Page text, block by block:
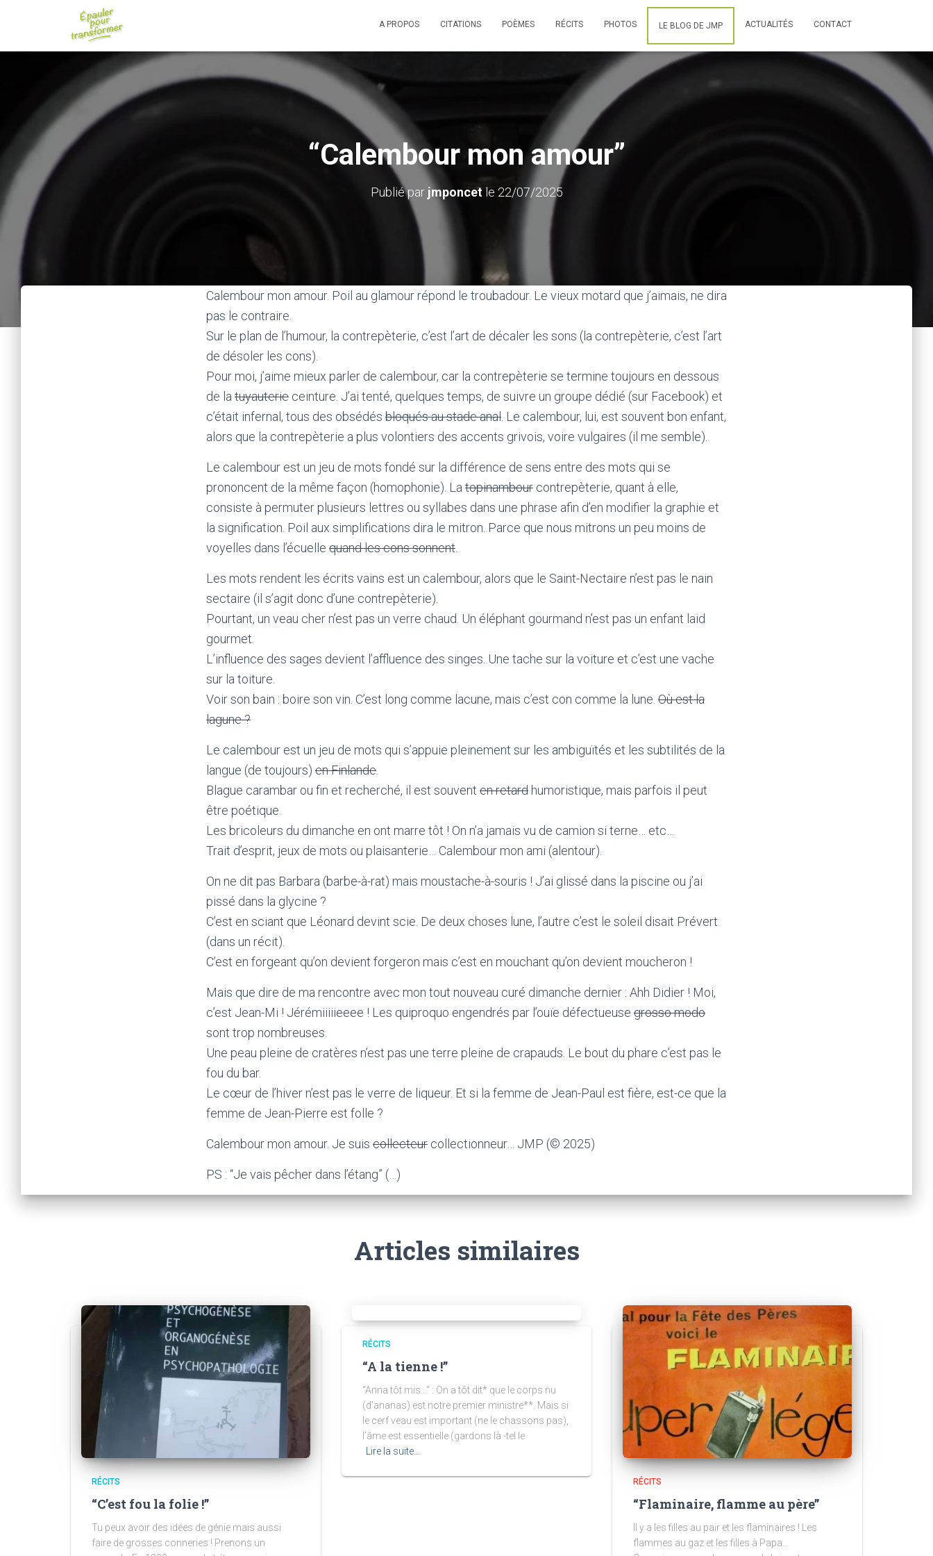
A PROPOS CITATIONS POÈMES RÉCITS PHOTOS LE BLOG DE JMP ACTUALITÉS CONTACT
“Calembour mon amour”
Publié par jmponcetle 22/07/2025
Calembour mon amour. Poil au glamour répond le troubadour. Le vieux motard que j’aimais, ne dira
pas le contraire.
Sur le plan de l’humour, la contrepèterie, c’est l’art de décaler les sons (la contrepèterie, c’est l’art
de désoler les cons).
Pour moi, j’aime mieux parler de calembour, car la contrepèterie se termine toujours en dessous
de la tuyauterie ceinture. J’ai tenté, quelques temps, de suivre un groupe dédié (sur Facebook) et
c’était infernal, tous des obsédés bloqués au stade anal . Le calembour, lui, est souvent bon enfant,
alors que la contrepèterie a plus volontiers des accents grivois, voire vulgaires (il me semble).
Le calembour est un jeu de mots fondé sur la différence de sens entre des mots qui se
prononcent de la même façon (homophonie). La topinambour contrepèterie, quant à elle,
consiste à permuter plusieurs lettres ou syllabes dans une phrase afin d’en modifier la graphie et
la signification. Poil aux simplifications dira le mitron. Parce que nous mitrons un peu moins de
voyelles dans l’écuelle quand les cons sonnent
Les mots rendent les écrits vains est un calembour, alors que le Saint-Nectaire n’est pas le nain
sectaire (il s’agit donc d’une contrepèterie).
Pourtant, un veau cher n’est pas un verre chaud. Un éléphant gourmand n’est pas un enfant laid
gourmet.
L’influence des sages devient l’affluence des singes. Une tache sur la voiture et c’est une vache
sur la toiture.
Voir son bain : boire son vin. C’est long comme lacune, mais c’est con comme la lune. Où est la
lagune ?
Le calembour est un jeu de mots qui s’appuie pleinement sur les ambiguïtés et les subtilités de la
langue (de toujours) en Finlande
Blague carambar ou fin et recherché, il est souvent en retard humoristique, mais parfois il peut
être poétique.
Les bricoleurs du dimanche en ont marre tôt ! On n’a jamais vu de camion si terne… etc…
Trait d’esprit, jeux de mots ou plaisanterie… Calembour mon ami (alentour).
On ne dit pas Barbara (barbe-à-rat) mais moustache-à-souris ! J’ai glissé dans la piscine ou j’ai
pissé dans la glycine ?
C’est en sciant que Léonard devint scie. De deux choses lune, l’autre c’est le soleil disait Prévert
(dans un récit).
C’est en forgeant qu’on devient forgeron mais c’est en mouchant qu’on devient moucheron !
Mais que dire de ma rencontre avec mon tout nouveau curé dimanche dernier : Ahh Didier ! Moi,
c’est Jean-Mi ! Jérémiiiiieeee ! Les quiproquo engendrés par l’ouïe défectueuse grosso modo
sont trop nombreuses.
Une peau pleine de cratères n’est pas une terre pleine de crapauds. Le bout du phare c’est pas le
fou du bar.
Le cœur de l’hiver n’est pas le verre de liqueur. Et si la femme de Jean-Paul est fière, est-ce que la
femme de Jean-Pierre est folle ?
Calembour mon amour. Je suis collecteur collectionneur… JMP (© 2025)
PS : “Je vais pêcher dans l’étang” (…)
Articles similaires
RÉCITS
“C’est fou la folie !”
Tu peux avoir des idées de génie mais aussi
faire de grosses conneries ! Prenons un
RÉCITS
“A la tienne !”
“Anna tôt mis…” : On a tôt dit* que le corps nu
(d’ananas) est notre premier ministre**. Mais si
le cerf veau est important (ne le chassons pas),
l’âme est essentielle (gardons là -tel le
Lire la suite…
RÉCITS
“Flaminaire, flamme au père”
Il y a les filles au pair et les flaminaires ! Les
flammes au gaz et les filles à Papa…